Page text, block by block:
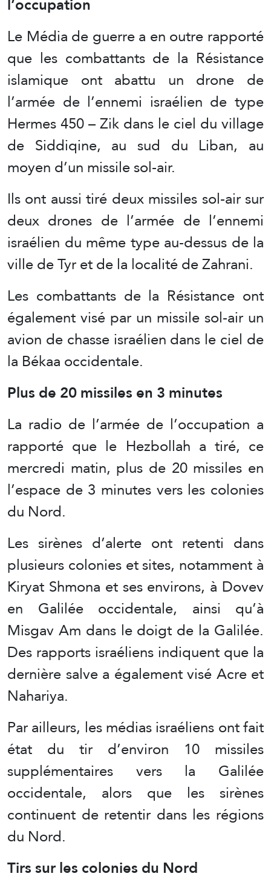
Le Média de guerre a en outre rapporté
que les combattants de la Résistance
islamique ont abattu un drone de
l’armée de l’ennemi israélien de type
Hermes 450 – Zik dans le ciel du village
de Siddiqine, au sud du Liban, au
moyen d’un missile sol-air.
Ils ont aussi tiré deux missiles sol-air sur
deux drones de l’armée de l’ennemi
israélien du même type au-dessus de la
ville de Tyr et de la localité de Zahrani.
Les combattants de la Résistance ont
également visé par un missile sol-air un
avion de chasse israélien dans le ciel de
la Békaa occidentale.
Plus de 20 missiles en 3 minutes
La radio de l’armée de l’occupation a
rapporté que le Hezbollah a tiré, ce
mercredi matin, plus de 20 missiles en
l’espace de 3 minutes vers les colonies
du Nord.
Les sirènes d’alerte ont retenti dans
plusieurs colonies et sites, notamment à
Kiryat Shmona et ses environs, à Dovev
en Galilée occidentale, ainsi qu’à
Misgav Am dans le doigt de la Galilée.
Des rapports israéliens indiquent que la
dernière salve a également visé Acre et
Nahariya.
Par ailleurs, les médias israéliens ont fait
état du tir d’environ 10 missiles
supplémentaires vers la Galilée
occidentale, alors que les sirènes
continuent de retentir dans les régions
du Nord.
Tirs sur les colonies du Nord